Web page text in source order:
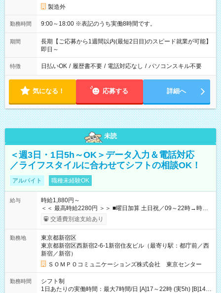
製造外
勤務時間 9:00～18:00 ※表記のうち実働8時間です。
期間
長期【ご応募から1週間以内(最短2日目)のスピード就業が可能】
即日～
特徴 日払いOK / 履歴書不要 / 電話対応なし / パソコンスキル不要
気になる！ 応募する 詳細へ
未読
＜週3日・1日5h～OK＞データ入力＆電話対応
／ライフスタイルに合わせてシフトの相談OK！
アルバイト 職種未経験OK
給与
時給1,880円～
＜＜ 最高時給2280円 ＞＞ ■曜日加算 土日祝／09～22時→時給
＋400円 ■時間加算 月曜／09～12時→時給＋200円 月曜／17～
22時→時給＋200円 金曜／17～22時→時給＋400円 ■導入研
━━━━━━━━━━━━━━━ ■月収例 ◎ロングシフト（週3日×実7h） [1]
金曜日収：15160円×4日＝60640円 [2]土曜日収：15960円×5日
＝79800円 [3]日曜日収：15960円×5日＝79800円 [1]＋[2]＋[3]＝
月収22万240円 ◎ショートシフト（週3日×実5h） [1]月曜日収：
10400円×4日＝41600円 [2]金曜日収：11400円×4日＝45600円
[3]土曜日収：11400円×5日＝57000円 [1]＋[2]＋[3]＝月収14万
4200円 【試用期間】試用期間あり 試用期間の長さ：3ヶ月 ※ 雇
交通費別途支給あり
勤務地
東京都新宿区
東京都新宿区西新宿2-6-1新宿住友ビル（最寄り駅：都庁前／西
新宿／新宿）
ＳＯＭＰＯコミュニケーションズ株式会社 東京センター
勤務時間
シフト制
1日あたりの実働時間：最大7時間/日 [A]17～22時 (実5h) [B]14～